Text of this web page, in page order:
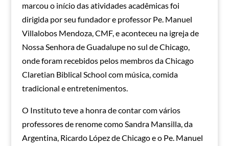
marcou o início das atividades acadêmicas foi
dirigida por seu fundador e professor Pe. Manuel
Villalobos Mendoza, CMF, e aconteceu na igreja de
Nossa Senhora de Guadalupe no sul de Chicago,
onde foram recebidos pelos membros da Chicago
Claretian Biblical School com música, comida
tradicional e entretenimentos.
O Instituto teve a honra de contar com vários
professores de renome como Sandra Mansilla, da
Argentina, Ricardo López de Chicago e o Pe. Manuel